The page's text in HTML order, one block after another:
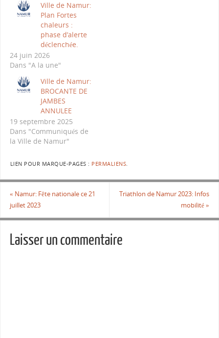
Ville de Namur:
Plan Fortes
chaleurs :
phase d’alerte
déclenchée.
24 juin 2026
Dans "A la une"
Ville de Namur:
BROCANTE DE
JAMBES
ANNULEE
19 septembre 2025
Dans "Communiqués de
la Ville de Namur"
LIEN POUR MARQUE-PAGES : PERMALIENS.
« Namur: Fête nationale ce 21
juillet 2023
Triathlon de Namur 2023: Infos
mobilité»
Laisser un commentaire